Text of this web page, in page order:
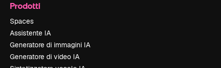
Prodotti
Spaces
Assistente IA
Generatore di immagini IA
Generatore di video IA